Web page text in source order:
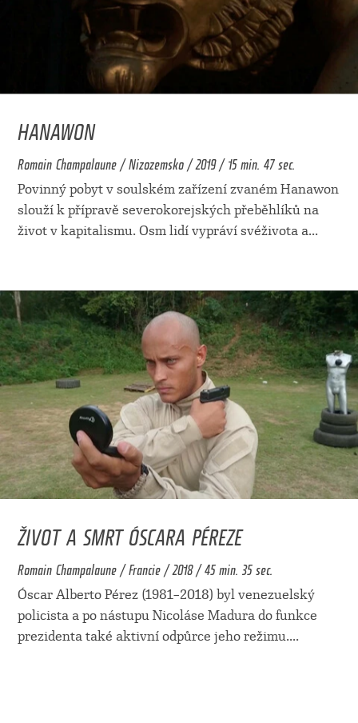
HANAWON
Romain Champalaune / Nizozemsko / 2019 / 15 min. 47 sec.
Povinný pobyt v soulském zařízení zvaném Hanawon
slouží k přípravě severokorejských přeběhlíků na
život v kapitalismu. Osm lidí vypráví svéživota a...
ŽIVOT A SMRT ÓSCARA PÉREZE
Romain Champalaune / Francie / 2018 / 45 min. 35 sec.
Óscar Alberto Pérez (1981–2018) byl venezuelský
policista a po nástupu Nicoláse Madura do funkce
prezidenta také aktivní odpůrce jeho režimu....